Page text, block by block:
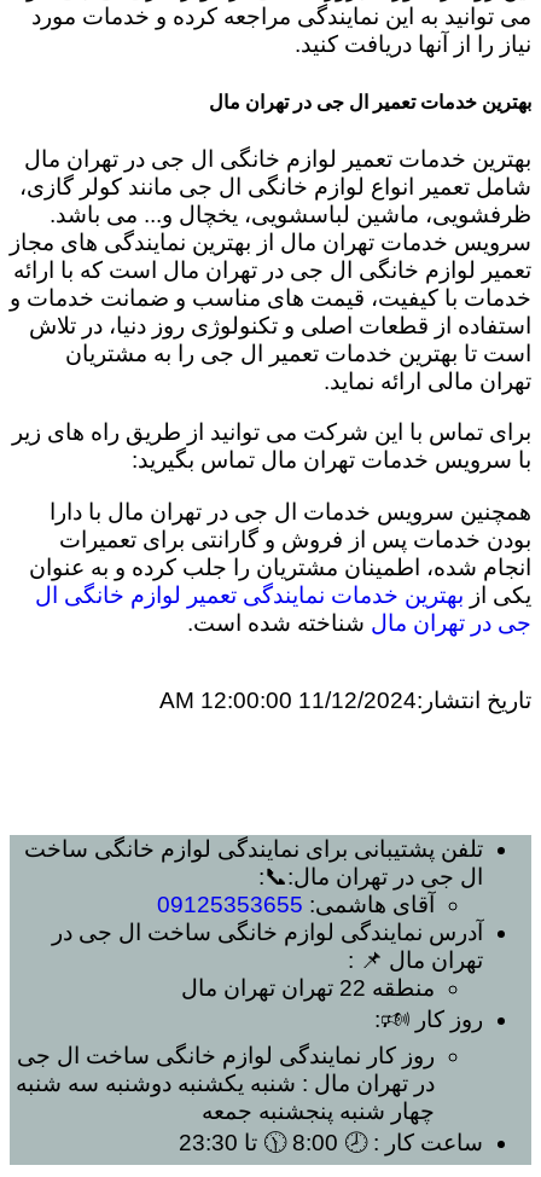
می توانید به این نمایندگی مراجعه کرده و خدمات مورد
نیاز را از آنها دریافت کنید.
بهترین خدمات تعمیر ال جی در تهران مال
بهترین خدمات تعمیر لوازم خانگی ال جی در تهران مال
شامل تعمیر انواع لوازم خانگی ال جی مانند کولر گازی،
ظرفشویی، ماشین لباسشویی، یخچال و... می باشد.
سرویس خدمات تهران مال از بهترین نمایندگی های مجاز
تعمیر لوازم خانگی ال جی در تهران مال است که با ارائه
خدمات با کیفیت، قیمت های مناسب و ضمانت خدمات و
استفاده از قطعات اصلی و تکنولوژی روز دنیا، در تلاش
است تا بهترین خدمات تعمیر ال جی را به مشتریان
تهران مالی ارائه نماید.
برای تماس با این شرکت می توانید از طریق راه های زیر
با سرویس خدمات تهران مال تماس بگیرید:
همچنین سرویس خدمات ال جی در تهران مال با دارا
بودن خدمات پس از فروش و گارانتی برای تعمیرات
انجام شده، اطمینان مشتریان را جلب کرده و به عنوان
یکی از بهترین خدمات نمایندگی تعمیر لوازم خانگی ال
جی در تهران مال شناخته شده است.
تاریخ انتشار:11/12/2024 12:00:00 AM
تلفن پشتیبانی برای نمایندگی لوازم خانگی ساخت
ال جی در تهران مال:📞:
آقای هاشمی: 09125353655
آدرس نمایندگی لوازم خانگی ساخت ال جی در
تهران مال 📌 :
منطقه 22 تهران
تهران مال
روز کار 🕬:
روز کار نمایندگی لوازم خانگی ساخت ال جی
در تهران مال : شنبه یکشنبه دوشنبه سه شنبه
چهار شنبه پنجشنبه جمعه
ساعت کار : 🕗 8:00 🕦 تا 23:30